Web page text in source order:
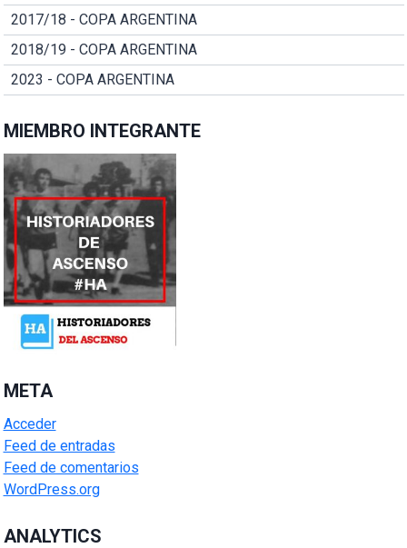
2017/18 - COPA ARGENTINA
2018/19 - COPA ARGENTINA
2023 - COPA ARGENTINA
MIEMBRO INTEGRANTE
META
Acceder
Feed de entradas
Feed de comentarios
WordPress.org
ANALYTICS